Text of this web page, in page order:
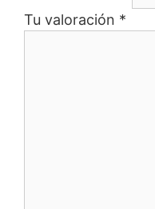
Tu valoración *